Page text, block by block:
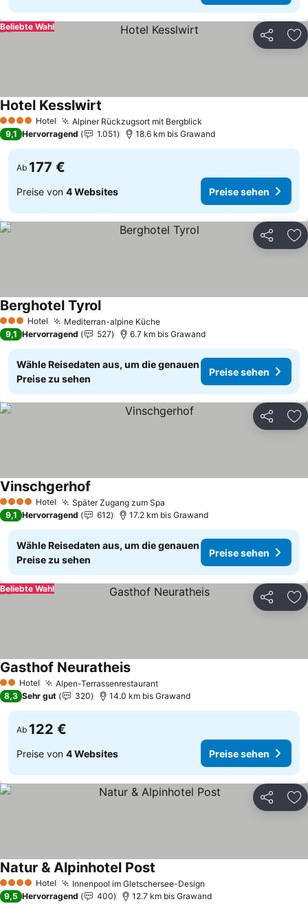
Teilen
Beliebte Wahl
4 Sterne Hotel Alpiner Rückzugsort mit Bergblick
Hotel Kesslwirt
9,1 Hervorragend 1.051 18.6 km bis Grawand
Ab 177 €
Preise von 4 Websites Preise sehen
Teilen
3 SterneHotel Mediterran-alpine Küche
Berghotel Tyrol
9,1 Hervorragend 527 6.7 km bis Grawand
Wähle Reisedaten aus, um die genauen
Preise zu sehen
Preise sehen
Teilen
4 Sterne Hotel Später Zugang zum Spa
Vinschgerhof
9,1 Hervorragend 612 17.2 km bis Grawand
Wähle Reisedaten aus, um die genauen
Preise zu sehen
Preise sehen
Teilen
Beliebte Wahl
2 Sterne
Hotel Alpen-Terrassenrestaurant
Gasthof Neuratheis
8,3 Sehr gut 320 14.0 km bis Grawand
Ab 122 €
Preise von 4 Websites Preise sehen
Teilen
4 Sterne Hotel Innenpool im Gletschersee-Design
Natur & Alpinhotel Post
9,5 Hervorragend 400 12.7 km bis Grawand